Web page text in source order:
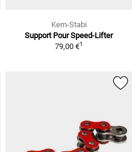
Kern-Stabi
Support Pour Speed-Lifter
79,00 €1